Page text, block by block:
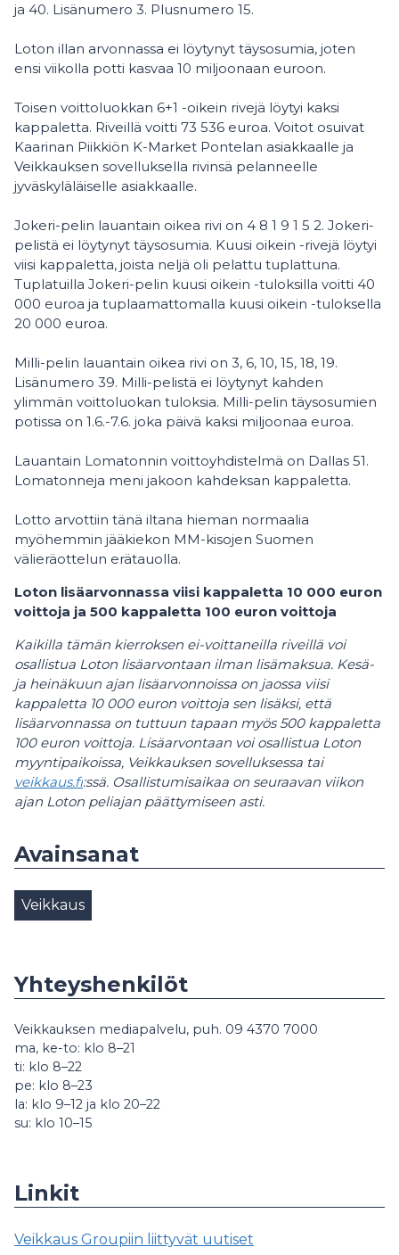
ja 40. Lisänumero 3. Plusnumero 15.
Loton illan arvonnassa ei löytynyt täysosumia, joten
ensi viikolla potti kasvaa 10 miljoonaan euroon.
Toisen voittoluokkan 6+1 -oikein rivejä löytyi kaksi
kappaletta. Riveillä voitti 73 536 euroa. Voitot osuivat
Kaarinan Piikkiön K-Market Pontelan asiakkaalle ja
Veikkauksen sovelluksella rivinsä pelanneelle
jyväskyläläiselle asiakkaalle.
Jokeri-pelin lauantain oikea rivi on 4 8 1 9 1 5 2. Jokeri-
pelistä ei löytynyt täysosumia. Kuusi oikein -rivejä löytyi
viisi kappaletta, joista neljä oli pelattu tuplattuna.
Tuplatuilla Jokeri-pelin kuusi oikein -tuloksilla voitti 40
000 euroa ja tuplaamattomalla kuusi oikein -tuloksella
20 000 euroa.
Milli-pelin lauantain oikea rivi on 3, 6, 10, 15, 18, 19.
Lisänumero 39. Milli-pelistä ei löytynyt kahden
ylimmän voittoluokan tuloksia. Milli-pelin täysosumien
potissa on 1.6.-7.6. joka päivä kaksi miljoonaa euroa.
Lauantain Lomatonnin voittoyhdistelmä on Dallas 51.
Lomatonneja meni jakoon kahdeksan kappaletta.
Lotto arvottiin tänä iltana hieman normaalia
myöhemmin jääkiekon MM-kisojen Suomen
välieräottelun erätauolla.
Loton lisäarvonnassa viisi kappaletta 10 000 euron
voittoja ja 500 kappaletta 100 euron voittoja
Kaikilla tämän kierroksen ei-voittaneilla riveillä voi
osallistua Loton lisäarvontaan ilman lisämaksua. Kesä-
ja heinäkuun ajan lisäarvonnoissa on jaossa viisi
kappaletta 10 000 euron voittoja sen lisäksi, että
lisäarvonnassa on tuttuun tapaan myös 500 kappaletta
100 euron voittoja. Lisäarvontaan voi osallistua Loton
myyntipaikoissa, Veikkauksen sovelluksessa tai
veikkaus.fi:ssä. Osallistumisaikaa on seuraavan viikon
ajan Loton peliajan päättymiseen asti.
Avainsanat
Veikkaus
Yhteyshenkilöt
Veikkauksen mediapalvelu, puh. 09 4370 7000
ma, ke-to: klo 8–21
ti: klo 8–22
pe: klo 8–23
la: klo 9–12 ja klo 20–22
su: klo 10–15
Linkit
Veikkaus Groupiin liittyvät uutiset